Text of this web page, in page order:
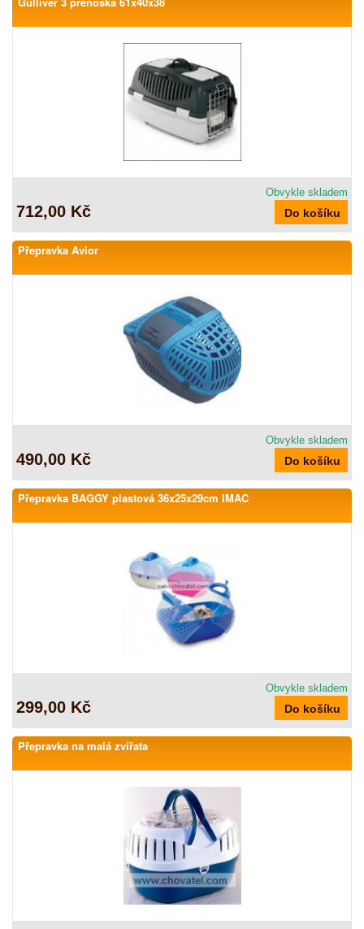
Obvykle skladem
712,00 Kč
Přepravka Avior
Obvykle skladem
490,00 Kč
Přepravka BAGGY plastová 36x25x29cm IMAC
Obvykle skladem
299,00 Kč
Přepravka na malá zvířata